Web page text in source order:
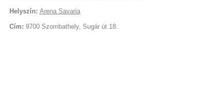
Helyszín: Arena Savaria
Cím: 9700 Szombathely, Sugár út 18.